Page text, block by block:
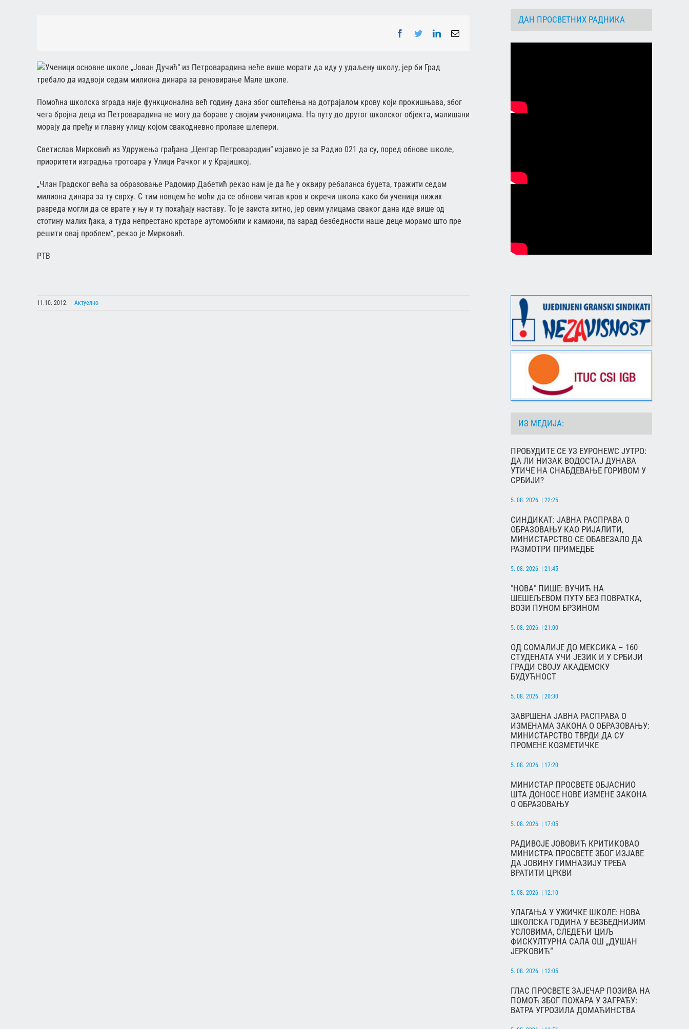
Facebook
TwitterLinkedInEmail
Ученици основне школе „Јован Дучић“ из Петроварадина неће више морати да иду у удаљену школу, јер би Град
требало да издвоји седам милиона динара за реновирање Мале школе.
Помоћна школска зграда није функционална већ годину дана због оштећења на дотрајалом крову који прокишњава, због
чега бројна деца из Петроварадина не могу да бораве у својим учионицама. На путу до другог школског објекта, малишани
морају да пређу и главну улицу којом свакодневно пролазе шлепери.
Светислав Мирковић из Удружења грађана „Центар Петроварадин“ изјавио је за Радио 021 да су, поред обнове школе,
приоритети изградња тротоара у Улици Рачког и у Крајишкој.
„Члан Градског већа за образовање Радомир Дабетић рекао нам је да ће у оквиру ребаланса буџета, тражити седам
милиона динара за ту сврху. С тим новцем ће моћи да се обнови читав кров и окречи школа како би ученици нижих
разреда могли да се врате у њу и ту похађају наставу. То је заиста хитно, јер овим улицама сваког дана иде више од
стотину малих ђака, а туда непрестано крстаре аутомобили и камиони, па зарад безбедности наше деце морамо што пре
решити овај проблем“, рекао је Мирковић.
РТВ
11.10. 2012. Актуелно
ДАН ПРОСВЕТНИХ РАДНИКА
ИЗ МЕДИЈА:
ПРОБУДИТЕ СЕ УЗ ЕУРОНЕWС ЈУТРО:
ДА ЛИ НИЗАК ВОДОСТАЈ ДУНАВА
УТИЧЕ НА СНАБДЕВАЊЕ ГОРИВОМ У
СРБИЈИ?
5. 08. 2026. | 22:25
СИНДИКАТ: ЈАВНА РАСПРАВА О
ОБРАЗОВАЊУ КАО РИЈАЛИТИ,
МИНИСТАРСТВО СЕ ОБАВЕЗАЛО ДА
РАЗМОТРИ ПРИМЕДБЕ
5. 08. 2026. | 21:45
"НОВА" ПИШЕ: ВУЧИЋ НА
ШЕШЕЉЕВОМ ПУТУ БЕЗ ПОВРАТКА,
ВОЗИ ПУНОМ БРЗИНОМ
5. 08. 2026. | 21:00
ОД СОМАЛИЈЕ ДО МЕКСИКА – 160
СТУДЕНАТА УЧИ ЈЕЗИК И У СРБИЈИ
ГРАДИ СВОЈУ АКАДЕМСКУ
БУДУЋНОСТ
5. 08. 2026. | 20:30
ЗАВРШЕНА ЈАВНА РАСПРАВА О
ИЗМЕНАМА ЗАКОНА О ОБРАЗОВАЊУ:
МИНИСТАРСТВО ТВРДИ ДА СУ
ПРОМЕНЕ КОЗМЕТИЧКЕ
5. 08. 2026. | 17:20
МИНИСТАР ПРОСВЕТЕ ОБЈАСНИО
ШТА ДОНОСЕ НОВЕ ИЗМЕНЕ ЗАКОНА
О ОБРАЗОВАЊУ
5. 08. 2026. | 17:05
РАДИВОЈЕ ЈОВОВИЋ КРИТИКОВАО
МИНИСТРА ПРОСВЕТЕ ЗБОГ ИЗЈАВЕ
ДА ЈОВИНУ ГИМНАЗИЈУ ТРЕБА
ВРАТИТИ ЦРКВИ
5. 08. 2026. | 12:10
УЛАГАЊА У УЖИЧКЕ ШКОЛЕ: НОВА
ШКОЛСКА ГОДИНА У БЕЗБЕДНИЈИМ
УСЛОВИМА, СЛЕДЕЋИ ЦИЉ
ФИСКУЛТУРНА САЛА ОШ „ДУШАН
ЈЕРКОВИЋ“
5. 08. 2026. | 12:05
ГЛАС ПРОСВЕТЕ ЗАЈЕЧАР ПОЗИВА НА
ПОМОЋ ЗБОГ ПОЖАРА У ЗАГРАЂУ:
ВАТРА УГРОЗИЛА ДОМАЋИНСТВА